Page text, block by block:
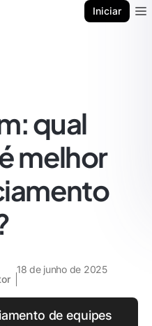
Iniciar
qual
melhor
18 de junho de 2025
de equipes